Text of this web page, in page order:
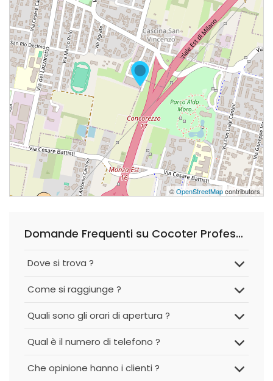
©OpenStreetMapcontributors
Domande Frequenti su Cocoter Professional - Ristrutturazioni e Tinteggiature
Dove si trova ?
Come si raggiunge ?
Quali sono gli orari di apertura ?
Qual è il numero di telefono ?
Che opinione hanno i clienti ?